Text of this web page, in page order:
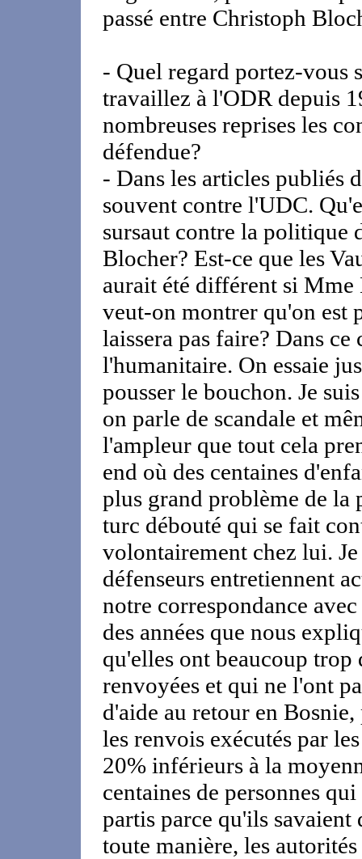
passé entre Christoph
- Quel regard portez-vous
travaillez à l'ODR depuis
nombreuses reprises les
défendue?
- Dans les articles publiés
souvent contre l'UDC.
sursaut contre la politique
Blocher? Est-ce que les
aurait été différent si
veut-on montrer qu'on est
laissera pas faire? Dans
l'humanitaire. On essaie
pousser le bouchon. Je
on parle de scandale et
l'ampleur que tout cela
end où des centaines
plus grand problème de la
turc débouté qui se fait
volontairement chez lui.
défenseurs entretiennent
notre correspondance
des années que nous
qu'elles ont beaucoup trop
renvoyées et qui ne l'ont
d'aide au retour en
les renvois exécutés par
20% inférieurs à la
centaines de personnes
partis parce qu'ils savaient
toute manière, les